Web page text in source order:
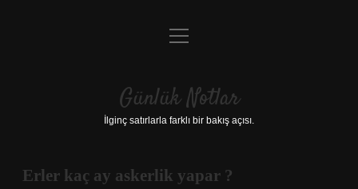
Anasayfa
Yasal Uyarı
menüyü
Günlük Notlar
İlginç satırlarla farklı bir bakış açısı.
Erler kaç ay askerlik yapar ?